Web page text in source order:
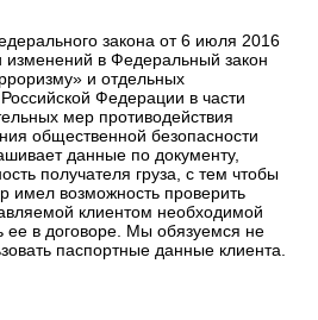
закона от 6 июля 2016
изменений в Федеральный закон
и отдельных
Федерации в части
мер противодействия
общественной безопасности
данные по документу,
получателя груза, с тем чтобы
имел возможность проверить
клиентом необходимой
ее в договоре. Мы обязуемся не
паспортные данные клиента.